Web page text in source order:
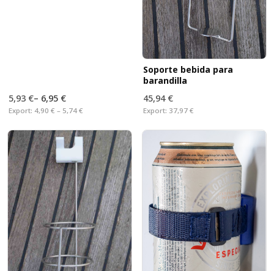
5,93 €– 6,95 €
Export: 4,90 € – 5,74 €
Soporte bebida para
barandilla
45,94 €
Export: 37,97 €